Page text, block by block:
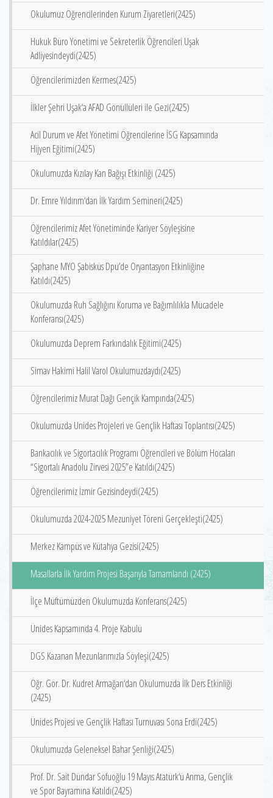
Okulumuz Öğrencilerinden Kurum Ziyaretleri(2425)
Hukuk Büro Yönetimi ve Sekreterlik Öğrencileri Uşak
Adliyesindeydi(2425)
Öğrencilerimizden Kermes(2425)
İlkler Şehri Uşak‘a AFAD Gönüllüleri ile Gezi(2425)
Acil Durum ve Afet Yönetimi Öğrencilerine İSG Kapsamında
Hijyen Eğitimi(2425)
Okulumuzda Kızılay Kan Bağışı Etkinliği (2425)
Dr. Emre Yıldırım‘dan İlk Yardım Semineri(2425)
Öğrencilerimiz Afet Yönetiminde Kariyer Söyleşisine
Katıldılar(2425)
Şaphane MYO Şabisküs Dpü’de Oryantasyon Etkinliğine
Katıldı(2425)
Okulumuzda Ruh Sağlığını Koruma ve Bağımlılıkla Mücadele
Konferansı(2425)
Okulumuzda Deprem Farkındalık Eğitimi(2425)
Simav Hakimi Halil Varol Okulumuzdaydı(2425)
Öğrencilerimiz Murat Dağı Gençik Kampında(2425)
Okulumuzda Unides Projeleri ve Gençlik Haftası Toplantısı(2425)
Bankacılık ve Sigortacılık Programı Öğrencileri ve Bölüm Hocaları
“Sigortalı Anadolu Zirvesi 2025”e Katıldı(2425)
Öğrencilerimiz İzmir Gezisindeydi(2425)
Okulumuzda 2024-2025 Mezuniyet Töreni Gerçekleşti(2425)
Merkez Kampüs ve Kütahya Gezisi(2425)
Masallarla İlk Yardım Projesi Başarıyla Tamamlandı (2425)
İlçe Müftümüzden Okulumuzda Konferans(2425)
Ünides Kapsamında 4. Proje Kabulü
DGS Kazanan Mezunlarımızla Söyleşi(2425)
Öğr. Gör. Dr. Kudret Armağan‘dan Okulumuzda İlk Ders Etkinliği
(2425)
Ünides Projesi ve Gençlik Haftası Turnuvası Sona Erdi(2425)
Okulumuzda Geleneksel Bahar Şenliği(2425)
Prof. Dr. Sait Dündar Sofuoğlu 19 Mayıs Atatürk‘ü Anma, Gençlik
ve Spor Bayramına Katıldı(2425)